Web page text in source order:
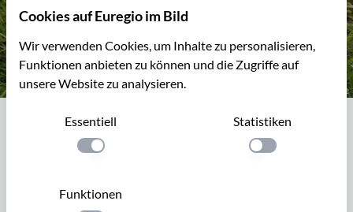
Herbstzeitlose, Genfbachtal bei
Nettersheim
Cookies auf Euregio im Bild
Wir verwenden Cookies, um Inhalte zu personalisieren,
Funktionen anbieten zu können und die Zugriffe auf
unsere Website zu analysieren.
Essentiell
Einstellung anwenden
Statistiken
Einstellung
Funktionen